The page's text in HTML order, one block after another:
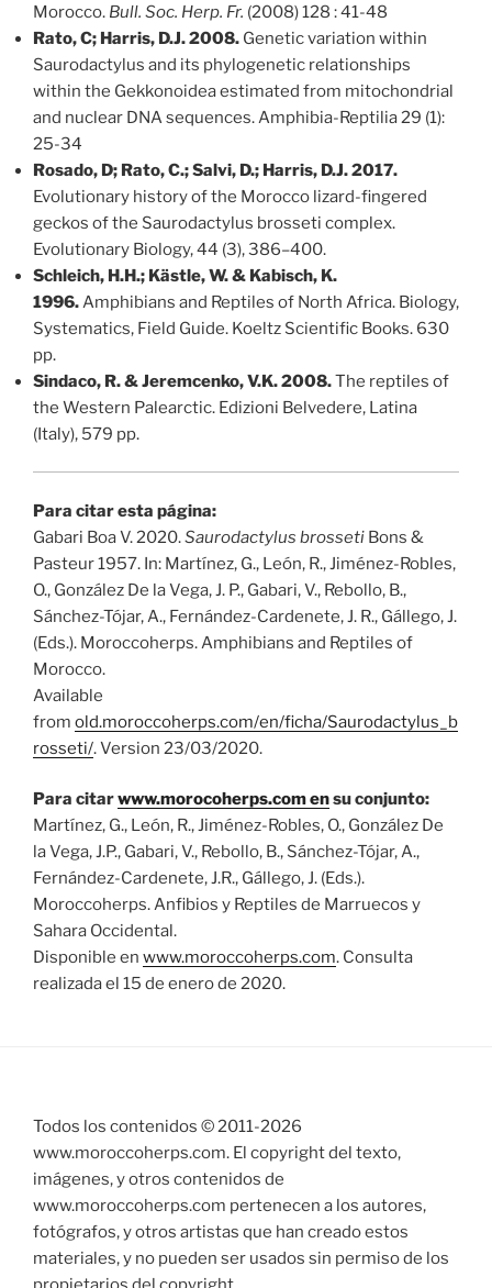
Morocco. Bull. Soc. Herp. Fr. (2008) 128 : 41-48
Rato, C; Harris, D.J. 2008. Genetic variation within
Saurodactylus and its phylogenetic relationships
within the Gekkonoidea estimated from mitochondrial
and nuclear DNA sequences. Amphibia-Reptilia 29 (1):
25-34
Rosado, D; Rato, C.; Salvi, D.; Harris, D.J. 2017.
Evolutionary history of the Morocco lizard-fingered
geckos of the Saurodactylus brosseti complex.
Evolutionary Biology, 44 (3), 386–400.
Schleich, H.H.; Kästle, W. & Kabisch, K.
1996.Amphibians and Reptiles of North Africa. Biology,
Systematics, Field Guide. Koeltz Scientific Books. 630
pp.
Sindaco, R. & Jeremcenko, V.K. 2008.The reptiles of
the Western Palearctic. Edizioni Belvedere, Latina
(Italy), 579 pp.
Para citar esta página:
Gabari Boa V. 2020.Saurodactylus brosseti Bons &
Pasteur 1957. In: Martínez, G., León, R., Jiménez-Robles,
O., González De la Vega, J. P., Gabari, V., Rebollo, B.,
Sánchez-Tójar, A., Fernández-Cardenete, J. R., Gállego, J.
(Eds.). Moroccoherps. Amphibians and Reptiles of
Morocco.
Available
from old.moroccoherps.com/en/ficha/Saurodactylus_b
rosseti/. Version 23/03/2020.
Para citarwww.morocoherps.com ensu conjunto:
Martínez, G., León, R., Jiménez-Robles, O., González De
la Vega, J.P., Gabari, V., Rebollo, B., Sánchez-Tójar, A.,
Fernández-Cardenete, J.R., Gállego, J. (Eds.).
Moroccoherps. Anfibios y Reptiles de Marruecos y
Sahara Occidental.
Disponible en www.moroccoherps.com. Consulta
realizada el 15 de enero de 2020.
Todos los contenidos © 2011-2026
www.moroccoherps.com. El copyright del texto,
imágenes, y otros contenidos de
www.moroccoherps.com pertenecen a los autores,
fotógrafos, y otros artistas que han creado estos
materiales, y no pueden ser usados sin permiso de los